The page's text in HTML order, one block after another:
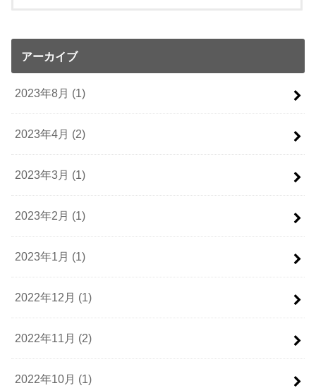
アーカイブ
2023年8月 (1)
2023年4月 (2)
2023年3月 (1)
2023年2月 (1)
2023年1月 (1)
2022年12月 (1)
2022年11月 (2)
2022年10月 (1)